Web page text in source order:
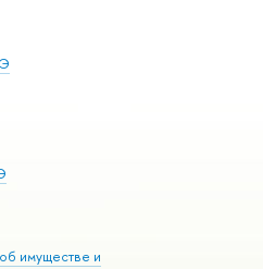
имуществе и